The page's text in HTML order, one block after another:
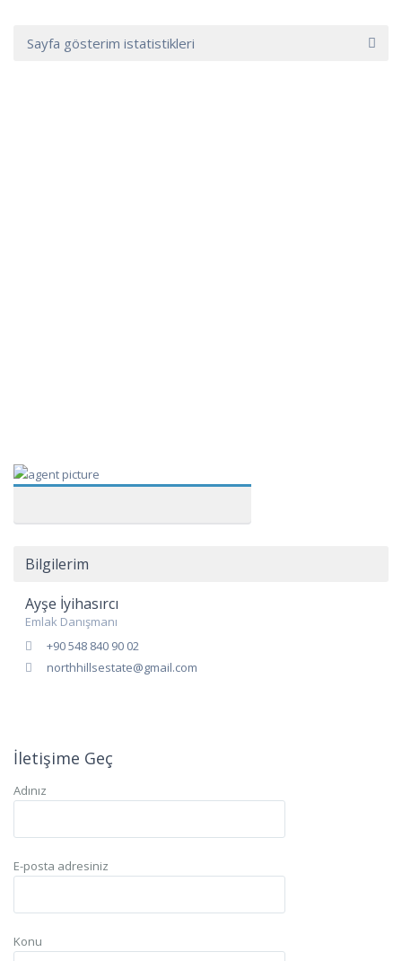
Sayfa gösterim istatistikleri
Bilgilerim
Ayşe İyihasırcı
Emlak Danışmanı
+90 548 840 90 02
northhillsestate@gmail.com
İletişime Geç
Adınız
E-posta adresiniz
Konu